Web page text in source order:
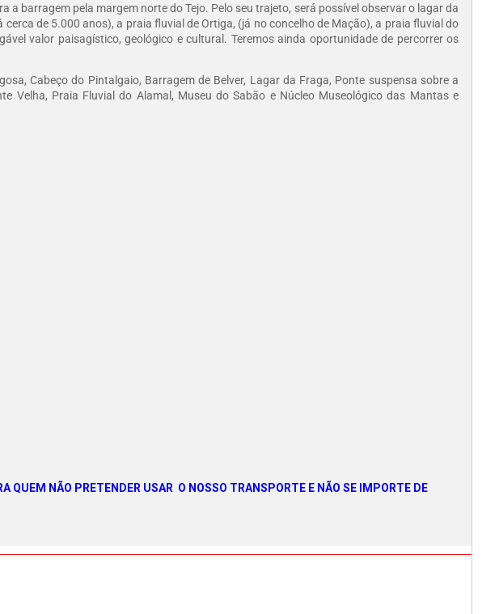
barragem pela margem norte do Tejo. Pelo seu trajeto, será possível observar o lagar da
de 5.000 anos), a praia fluvial de Ortiga, (já no concelho de Mação), a praia fluvial do
valor paisagístico, geológico e cultural. Teremos ainda oportunidade de percorrer os
Cabeço do Pintalgaio, Barragem de Belver, Lagar da Fraga, Ponte suspensa sobre a
Velha, Praia Fluvial do Alamal, Museu do Sabão e Núcleo Museológico das Mantas e
QUEM NÃO PRETENDER USAR O NOSSO TRANSPORTE E NÃO SE IMPORTE DE